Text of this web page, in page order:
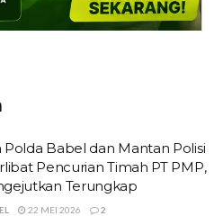
Babel dan Mantan Polisi
Pencurian Timah PT PMP,
Terungkap
22 MEI 2026 2